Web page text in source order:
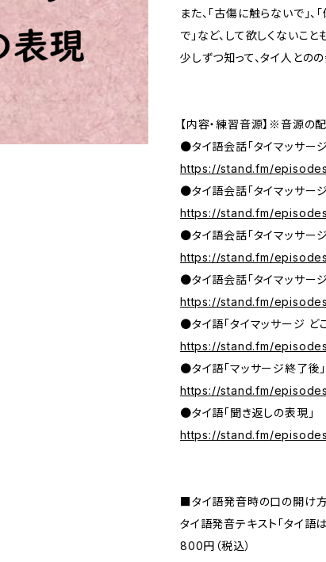
また、「古傷に触らないで」
で」など、して欲しくないこ
少しずつ知って、タイ人との
【内容・練習音源】※音源の
●タイ語会話「タイマッサー
https://stand.fm/
●タイ語会話「タイマッサー
https://stand.fm/
●タイ語会話「タイマッサー
https://stand.fm/
●タイ語会話「タイマッサー
https://stand.fm/
●タイ語「タイマッサージ ど
https://stand.fm/
●タイ語「マッサージ終了後」
https://stand.fm/
●タイ語「聞き返しの表現」
https://stand.fm/
■タイ語発音時の口の開け
タイ語発音テキスト「タイ語
800円（税込）